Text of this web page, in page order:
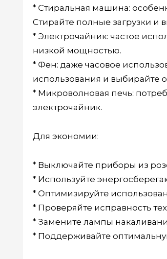
* Стиральная машина:
Стирайте полные загрузки
* Электрочайник: частое
низкой мощностью.
* Фен: даже часовое
использования и выбирайте
* Микроволновая печь:
электрочайник.
Для экономии:
* Выключайте приборы из
* Используйте
* Оптимизируйте
* Проверяйте исправность
* Замените лампы
* Поддерживайте